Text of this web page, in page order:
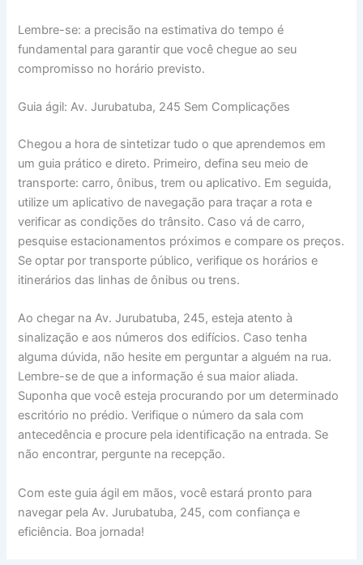
Lembre-se: a precisão na estimativa do tempo é
fundamental para garantir que você chegue ao seu
compromisso no horário previsto.
Guia ágil: Av. Jurubatuba, 245 Sem Complicações
Chegou a hora de sintetizar tudo o que aprendemos em
um guia prático e direto. Primeiro, defina seu meio de
transporte: carro, ônibus, trem ou aplicativo. Em seguida,
utilize um aplicativo de navegação para traçar a rota e
verificar as condições do trânsito. Caso vá de carro,
pesquise estacionamentos próximos e compare os preços.
Se optar por transporte público, verifique os horários e
itinerários das linhas de ônibus ou trens.
Ao chegar na Av. Jurubatuba, 245, esteja atento à
sinalização e aos números dos edifícios. Caso tenha
alguma dúvida, não hesite em perguntar a alguém na rua.
Lembre-se de que a informação é sua maior aliada.
Suponha que você esteja procurando por um determinado
escritório no prédio. Verifique o número da sala com
antecedência e procure pela identificação na entrada. Se
não encontrar, pergunte na recepção.
Com este guia ágil em mãos, você estará pronto para
navegar pela Av. Jurubatuba, 245, com confiança e
eficiência. Boa jornada!